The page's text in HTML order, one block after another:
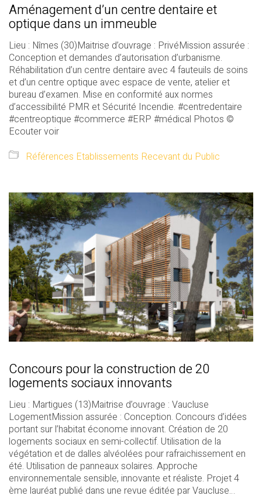
Aménagement d’un centre dentaire et
optique dans un immeuble
Lieu : Nîmes (30)Maitrise d’ouvrage : PrivéMission assurée :
Conception et demandes d’autorisation d’urbanisme.
Réhabilitation d’un centre dentaire avec 4 fauteuils de soins
et d’un centre optique avec espace de vente, atelier et
bureau d’examen. Mise en conformité aux normes
d’accessibilité PMR et Sécurité Incendie. #centredentaire
#centreoptique #commerce #ERP #médical Photos ©
Ecouter voir
Références Etablissements Recevant du Public
Concours pour la construction de 20
logements sociaux innovants
Lieu : Martigues (13)Maitrise d’ouvrage : Vaucluse
LogementMission assurée : Conception. Concours d’idées
portant sur l’habitat économe innovant. Création de 20
logements sociaux en semi-collectif. Utilisation de la
végétation et de dalles alvéolées pour rafraichissement en
été. Utilisation de panneaux solaires. Approche
environnementale sensible, innovante et réaliste. Projet 4
ème lauréat publié dans une revue éditée par Vaucluse…